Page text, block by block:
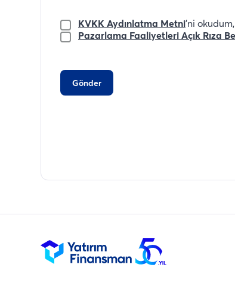
KVKK Aydınlatma Metni'ni
Pazarlama Faaliyetleri Açık Rıza
Gönder